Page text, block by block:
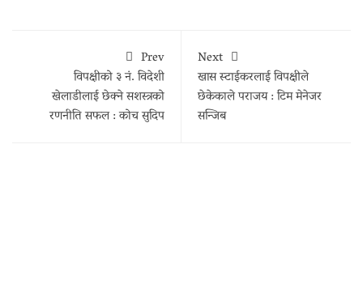
Prev
विपक्षीको ३ नं. विदेशी
खेलाडीलाई छेक्ने सशस्त्रको
रणनीति सफल : कोच सुदिप
Next
खास स्टाईकरलाई विपक्षीले
छेकेकाले पराजय : टिम मेनेजर
सन्जिब